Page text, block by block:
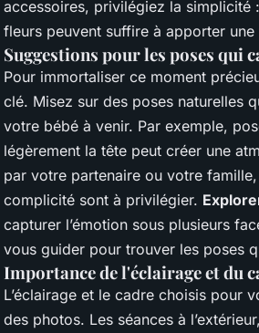
accessoires, privilégiez la simplicité
fleurs peuvent suffire à apporter
Suggestions pour les poses qui
Pour immortaliser ce moment
clé. Misez sur des poses naturelles
votre bébé à venir. Par exemple,
légèrement la tête peut créer une
par votre partenaire ou votre
complicité sont à privilégier.
capturer l’émotion sous plusieurs
vous guider pour trouver les poses
Importance de l'éclairage et du
L’éclairage et le cadre choisis pour
des photos. Les séances à